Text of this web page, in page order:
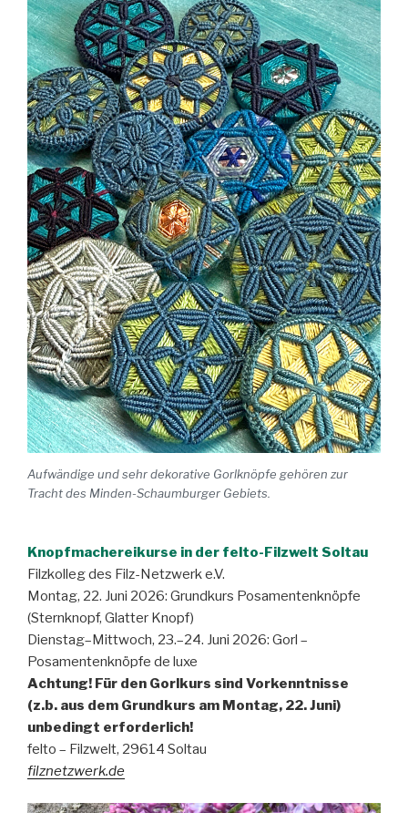
Aufwändige und sehr dekorative Gorlknöpfe gehören zur
Tracht des Minden-Schaumburger Gebiets.
Knopfmachereikurse in der felto-Filzwelt Soltau
Filzkolleg des Filz-Netzwerk e.V.
Montag, 22. Juni 2026: Grundkurs Posamentenknöpfe
(Sternknopf, Glatter Knopf)
Dienstag–Mittwoch, 23.–24. Juni 2026: Gorl –
Posamentenknöpfe de luxe
Achtung! Für den Gorlkurs sind Vorkenntnisse
(z.b. aus dem Grundkurs am Montag, 22. Juni)
unbedingt erforderlich!
felto – Filzwelt, 29614 Soltau
filznetzwerk.de